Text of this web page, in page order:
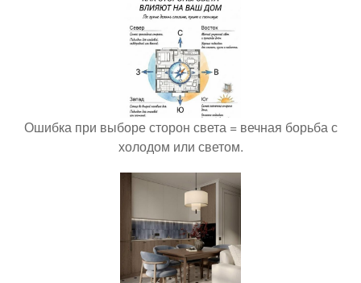
Ошибка при выборе сторон света = вечная борьба с
холодом или светом.